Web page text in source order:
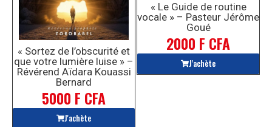
« Sortez de l’obscurité et
que votre lumière luise » –
Révérend Aïdara Kouassi
Bernard
5000 F CFA
J'achète
« Le Guide de routine
vocale » – Pasteur Jérôme
Goué
2000 F CFA
J'achète